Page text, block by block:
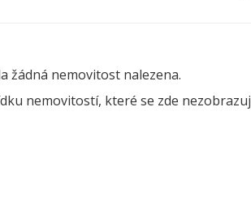
žádná nemovitost nalezena.
nemovitostí, které se zde